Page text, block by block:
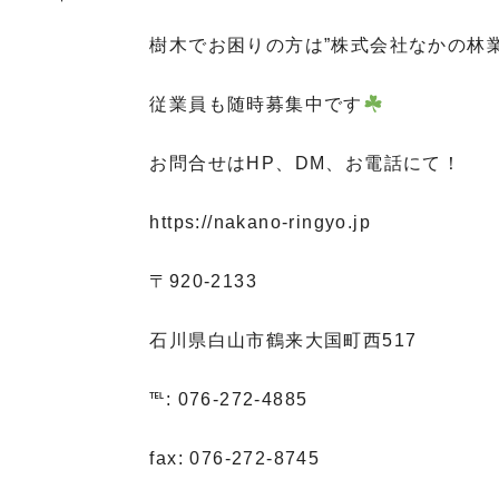
樹木でお困りの方は”株式会社なかの林
従業員も随時募集中です
お問合せはHP、DM、お電話にて！
https://nakano-ringyo.jp⁡
〒920-2133
石川県白山市鶴来大国町西517
℡: 076-272-4885
fax: 076-272-8745